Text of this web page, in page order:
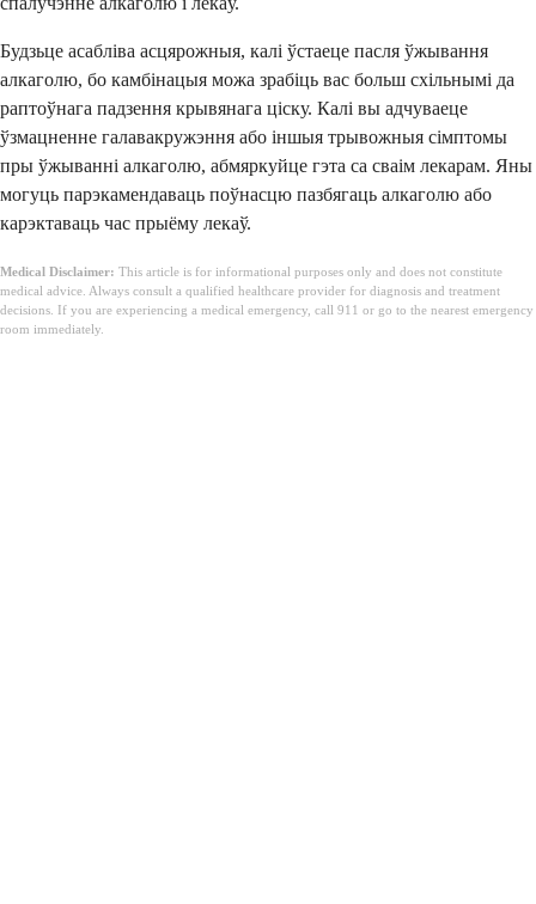
Будзьце асабліва асцярожныя, калі ўстаеце пасля ўжывання
алкаголю, бо камбінацыя можа зрабіць вас больш схільнымі да
раптоўнага падзення крывянага ціску. Калі вы адчуваеце
ўзмацненне галавакружэння або іншыя трывожныя сімптомы
пры ўжыванні алкаголю, абмяркуйце гэта са сваім лекарам. Яны
могуць парэкамендаваць поўнасцю пазбягаць алкаголю або
карэктаваць час прыёму лекаў.
Medical Disclaimer: This article is for informational purposes only and does not constitute
medical advice. Always consult a qualified healthcare provider for diagnosis and treatment
decisions. If you are experiencing a medical emergency, call 911 or go to the nearest emergency
room immediately.